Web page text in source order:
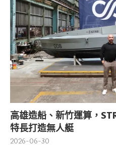
高雄造船、新竹運算，
特長打造無人艇
2026-06-30